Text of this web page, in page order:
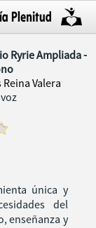
Ryrie Ampliada -
Valera
única y
del
enseñanza y